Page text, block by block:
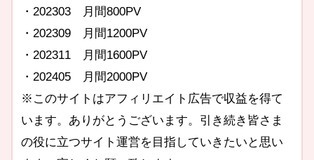
・202303 月間800PV
・202309 月間1200PV
・202311 月間1600PV
・202405 月間2000PV
※このサイトはアフィリエイト広告で収益を得て
います。ありがとうございます。引き続き皆さま
の役に立つサイト運営を目指していきたいと思い